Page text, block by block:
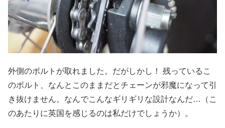
外側のボルトが取れました。だがしかし！ 残っているこ
のボルト、なんとこのままだとチェーンが邪魔になって引
き抜けません。なんでこんなギリギリな設計なんだ…（こ
のあたりに英国を感じるのは私だけでしょうか）。